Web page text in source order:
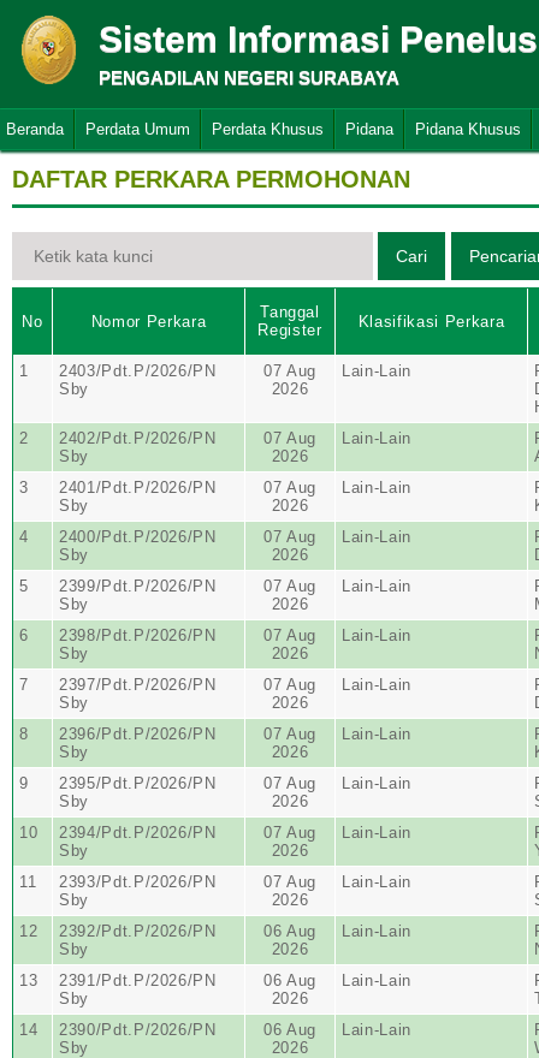
Sistem Informasi
PENGADILAN NEGERI SURABAYA
Beranda Perdata Umum Perdata Khusus Pidana Pidana Khusus
DAFTAR PERKARA PERMOHONAN
No Nomor Perkara
Tanggal
Register
Klasifikasi Perkara
1
2403/Pdt.P/2026/PN
Sby
07 Aug
2026
Lain-Lain
2
2402/Pdt.P/2026/PN
Sby
07 Aug
2026
Lain-Lain
3
2401/Pdt.P/2026/PN
Sby
07 Aug
2026
Lain-Lain
4
2400/Pdt.P/2026/PN
Sby
07 Aug
2026
Lain-Lain
5
2399/Pdt.P/2026/PN
Sby
07 Aug
2026
Lain-Lain
6
2398/Pdt.P/2026/PN
Sby
07 Aug
2026
Lain-Lain
7
2397/Pdt.P/2026/PN
Sby
07 Aug
2026
Lain-Lain
8
2396/Pdt.P/2026/PN
Sby
07 Aug
2026
Lain-Lain
9
2395/Pdt.P/2026/PN
Sby
07 Aug
2026
Lain-Lain
10
2394/Pdt.P/2026/PN
Sby
07 Aug
2026
Lain-Lain
11
2393/Pdt.P/2026/PN
Sby
07 Aug
2026
Lain-Lain
12
2392/Pdt.P/2026/PN
Sby
06 Aug
2026
Lain-Lain
13
2391/Pdt.P/2026/PN
Sby
06 Aug
2026
Lain-Lain
14
2390/Pdt.P/2026/PN
Sby
06 Aug
2026
Lain-Lain